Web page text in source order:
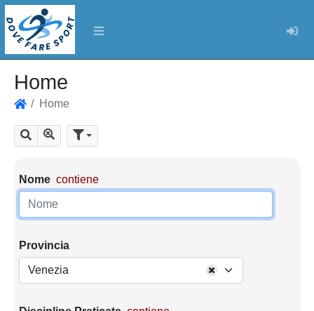
Home
Home
Cerca Mostra tutti i risultati
Parametri di ricerca
Nome contiene
Provincia
Venezia